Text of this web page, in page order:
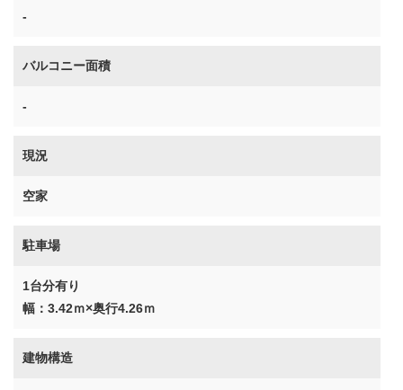
-
バルコニー面積
-
現況
空家
駐車場
1台分有り
幅：3.42ｍ×奥行4.26ｍ
建物構造